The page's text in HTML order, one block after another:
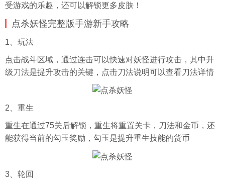
受游戏的乐趣，还可以解锁更多皮肤！
点杀妖怪完整版手游新手攻略
1、玩法
点击战斗区域，通过连击可以快速对妖怪进行攻击，其中升
级刀法是提升攻击的关键，点击刀法说明可以查看刀法详情
2、重生
重生在通过75关后解锁，重生将重置关卡，刀法和金币，还
能获得当前的勾玉奖励，勾玉是提升重生技能的货币
3、轮回